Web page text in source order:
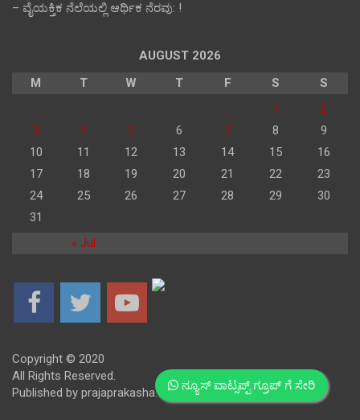
ನ್ಯೂಸ್ ವಾಟ್ಸಪ್ಪ್ ಗ್ರೂಪ್ ಗೆ ಸೇರಿ
– ವೈಯಕ್ತಿಕ ನೆಲೆಯಲ್ಲಿ ಆರ್ಥಿಕ‌ ನೆರವು: !
AUGUST 2026
M
T W T F S S
« Jul
1
2
3
4 5 6 7 8
9
10
11 12 13 14 15
16
17
18 19 20 21 22
23
24
25 26 27 28 29
30
31
Copyright © 2020
All Rights Reserved.
Published by prajaprakasha.com